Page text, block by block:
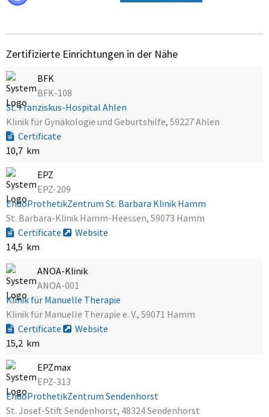
Zertifizierte Einrichtungen in der Nähe
BFK
BFK-108
St. Franziskus-Hospital Ahlen
Klinik für Gynäkologie und Geburtshilfe, 59227 Ahlen
Certificate
10,7 km
EPZ
EPZ-209
EndoProthetikZentrum St. Barbara Klinik Hamm
St. Barbara-Klinik Hamm-Heessen, 59073 Hamm
Certificate
Website
14,5 km
ANOA-Klinik
ANOA-001
Klinik für Manuelle Therapie
Klinik für Manuelle Therapie e. V., 59071 Hamm
Certificate
Website
15,2 km
EPZmax
EPZ-313
EndoProthetikZentrum Sendenhorst
St. Josef-Stift Sendenhorst, 48324 Sendenhorst